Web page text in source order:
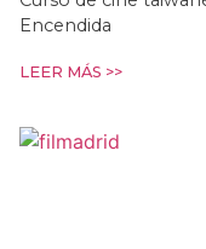
Encendida
LEER MÁS >>